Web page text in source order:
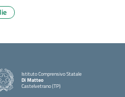
Istituto Comprensivo Statale
Di Matteo
Castelvetrano (TP)